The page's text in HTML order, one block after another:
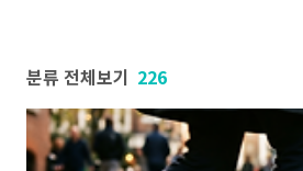
분류 전체보기 226